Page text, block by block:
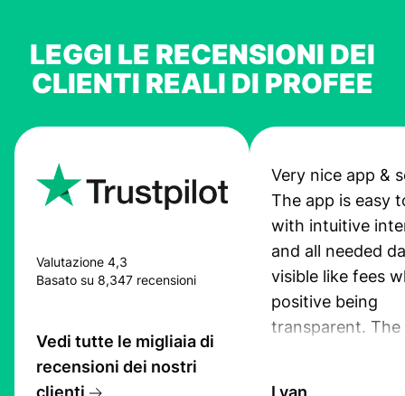
LEGGI LE RECENSIONI DEI
CLIENTI REALI DI PROFEE
Valutazione 4,3
Basato su 8,347 recensioni
Vedi tutte le migliaia di
recensioni dei nostri
clienti
Very nice app &
The app is easy
with intuitive
and all needed
visible like fees
positive being
transparent. The
Lyan